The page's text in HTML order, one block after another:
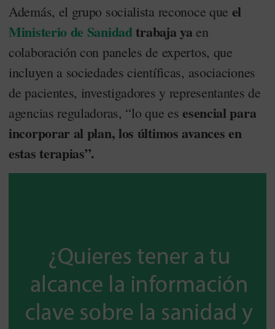
Además, el grupo socialista reconoce que el
Ministerio de Sanidadtrabaja ya en
colaboración con paneles de expertos, que
incluyen a sociedades científicas, asociaciones
de pacientes, investigadores y representantes de
agencias reguladoras, “lo que esesencial para
incorporar al plan, los últimos avances en
estas terapias”.